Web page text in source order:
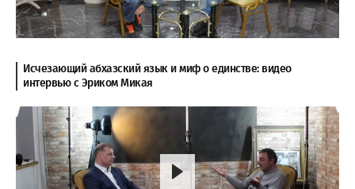
Исчезающий абхазский язык и миф о единстве: видео
интервью с Эриком Микая